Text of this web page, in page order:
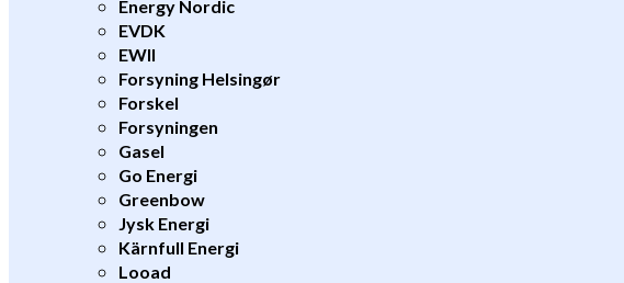
Energy Nordic
EVDK
EWII
Forsyning Helsingør
Forskel
Forsyningen
Gasel
Go Energi
Greenbow
Jysk Energi
Kärnfull Energi
Looad